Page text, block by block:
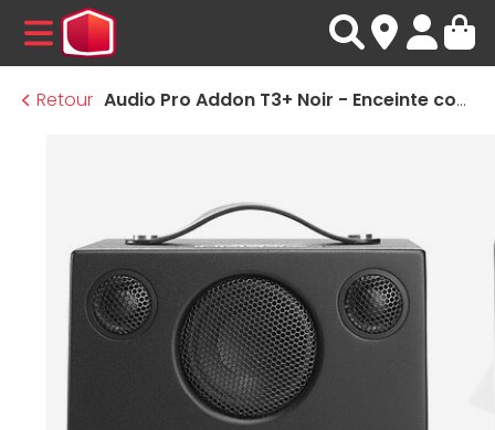
MENU
Retour
Audio Pro Addon T3+ Noir - Enceinte compacte